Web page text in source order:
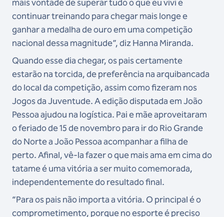
mais vontade de superar tudo o que eu vivi e
continuar treinando para chegar mais longe e
ganhar a medalha de ouro em uma competição
nacional dessa magnitude”, diz Hanna Miranda.
Quando esse dia chegar, os pais certamente
estarão na torcida, de preferência na arquibancada
do local da competição, assim como fizeram nos
Jogos da Juventude. A edição disputada em João
Pessoa ajudou na logística. Pai e mãe aproveitaram
o feriado de 15 de novembro para ir do Rio Grande
do Norte a João Pessoa acompanhar a filha de
perto. Afinal, vê-la fazer o que mais ama em cima do
tatame é uma vitória a ser muito comemorada,
independentemente do resultado final.
“Para os pais não importa a vitória. O principal é o
comprometimento, porque no esporte é preciso